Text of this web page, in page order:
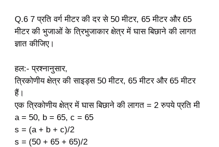
Q.6 7 प्रति वर्ग मीटर की दर से 50 मीटर, 65 मीटर और 65
मीटर की भुजाओं के त्रिभुजाकार क्षेत्र में घास बिछाने की लागत
ज्ञात कीजिए।
हल:- प्रश्नानुसार,
त्रिकोणीय क्षेत्र की साइड्स 50 मीटर, 65 मीटर और 65 मीटर
हैं।
एक त्रिकोणीय क्षेत्र में घास बिछाने की लागत = 2 रुपये प्रति मी
a = 50, b = 65, c = 65
s = (a + b + c)/2
s = (50 + 65 + 65)/2